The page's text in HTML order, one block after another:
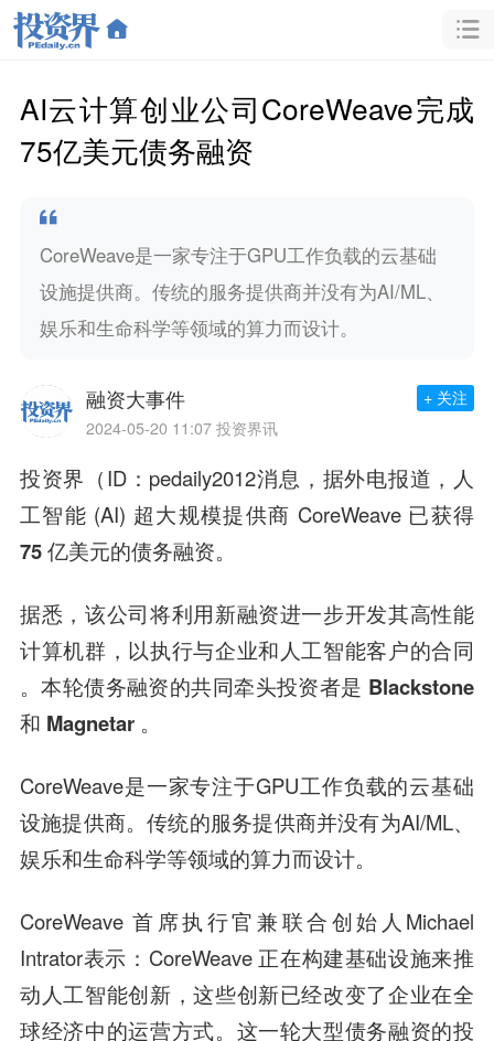
AI云计算创业公司CoreWeave完成
75亿美元债务融资
CoreWeave是一家专注于GPU工作负载的云基础
设施提供商。传统的服务提供商并没有为AI/ML、
娱乐和生命科学等领域的算力而设计。
融资大事件
2024-05-20 11:07 投资界讯
+ 关注
投资界（ID：pedaily2012消息，据外电报道，人
工智能 (AI) 超大规模提供商 CoreWeave 已获得
75 亿美元的债务融资。
据悉，该公司将利用新融资进一步开发其高性能
计算机群，以执行与企业和人工智能客户的合同
。本轮债务融资的共同牵头投资者是 Blackstone
和 Magnetar 。
CoreWeave是一家专注于GPU工作负载的云基础
设施提供商。传统的服务提供商并没有为AI/ML、
娱乐和生命科学等领域的算力而设计。
CoreWeave 首席执行官兼联合创始人Michael
Intrator表示：CoreWeave 正在构建基础设施来推
动人工智能创新，这些创新已经改变了企业在全
球经济中的运营方式。这一轮大型债务融资的投